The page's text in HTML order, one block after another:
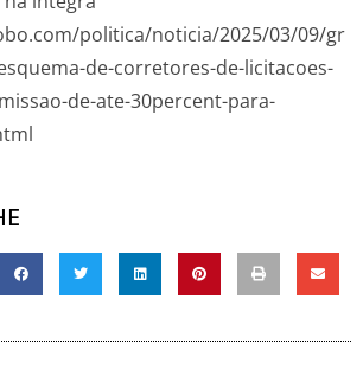
politica/noticia/2025/03/09/gr
de-corretores-de-licitacoes-
de-ate-30percent-para-